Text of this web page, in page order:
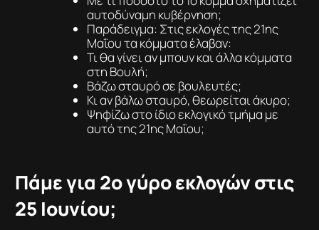
αυτοδύναμη κυβέρνηση;
Παράδειγμα: Στις εκλογές της 21ης
Μαΐου τα κόμματα έλαβαν:
Τι θα γίνει αν μπουν και άλλα κόμματα
στη Βουλή;
Βάζω σταυρό σε βουλευτές;
Κι αν βάλω σταυρό, θεωρείται άκυρο;
Ψηφίζω στο ίδιο εκλογικό τμήμα με
αυτό της 21ης Μαΐου;
Πάμε για 2ο γύρο εκλογών στις
25 Ιουνίου;